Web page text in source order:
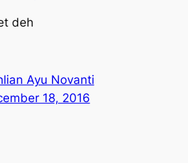
deh
Ayu Novanti
18, 2016